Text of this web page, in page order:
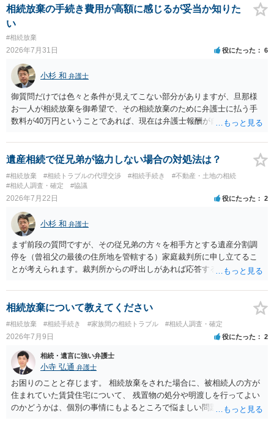
してください。 質問２について 請求棄却を求める答弁書を提出すれ
ば、第１回期日は出席する必要がありません。その日は差支え（用事
はないので、ｍｉｎｔｓでの提出の必要は無いと思います。郵送（期
限までに届けばよい）で十分です。 詳細は、書面記載の裁判所書記官
にお問い合わせください。 以上、ご参考まで。
相続放棄の手続き費用が高額に感じるが妥当か知りた
い
#相続放棄
2026年7月31日 役にたった 6
小杉 和 弁護士
御質問だけでは色々と条件が見えてこない部分がありますが、旦那様
お一人が相続放棄を御希望で、その相続放棄のために弁護士に払う手
数料が40万円ということであれば、現在は弁護士報酬が自由化されて
です。 ただ、弁護士に払う手数料とは別に戸籍の用意に一定の実費が
かかることになりますので、その費用も支払うべきものとして頭に置
が、旦那様の収入や財産にもよりますが、法テラスに御連絡なさって
弁護士との相談を予約して受任してもらうのが一番安上がりでしょ
らい（希望者が多く予約できてもしばらく先になる）ようですので、
比較的短い熟慮期間のことを考えると、来週早々すぐにでも御連絡す
る方が良いでしょう。 もし法テラスが御利用になれない、あるいは時
間がない等であれば、相続を取扱分野としている弁護士を適宜探し
（WEB等で）、問い合わせてみることです。相続を扱う弁護士でも相
けてくれないところもあるようです。 複数の法律事務所に聞いて（相
見積もりをとって）、一番安いところでやってもらうことに決めれ
ば、キューちゃんママさんの御希望をかなえることができるのではな
いでしょうか。 あるいは相続放棄であれば御自分でできなくもないと
は思います。その場合、かかるのは戸籍等の取得費用と印紙代だけと
なります。家庭裁判所のサイトから用紙を取得すると共に必要な書類
を確認し、印紙と共に家庭裁判所に提出して相続放棄申述受理通知書
を待つという流れになります。
遺産相続で従兄弟が協力しない場合の対処法は？
#相続放棄 #相続トラブルの代理交渉 #相続手続き
#不動産・土地の相続
#相続人調査・確定
#協議
2026年7月22日 役にたった 2
小杉 和 弁護士
まず前段の質問ですが、その従兄弟の方々を相手方とする遺産分割調
停を（曾祖父の最後の住所地を管轄する）家庭裁判所に申し立てるこ
とが考えられます。裁判所からの呼出しがあれば応答する可能性がま
能と思われます。時間が思った以上にないので必要書類をてきぱきと
揃える必要があります。その点是非御注意ください。
相続放棄について教えてください
#相続放棄 #相続手続き #家族間の相続トラブル #相続人調査・確定
2026年7月9日 役にたった 2
相続・遺言に強い弁護士
小寺 弘通 弁護士
お困りのことと存じます。 相続放棄をされた場合に、被相続人の方が
住まれていた賃貸住宅について、 残置物の処分や明渡しを行ってよい
のかどうかは、個別の事情にもよるところで悩ましい問題です。 相続